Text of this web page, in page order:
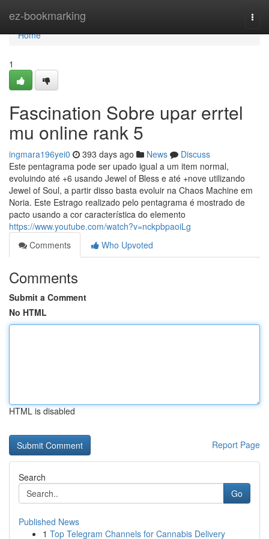
ez-bookmarking
Home
Home
1
Fascination Sobre upar errtel
mu online rank 5
ingmara196yei0 393 days ago News
Discuss
Este pentagrama pode ser upado igual a um item normal,
evoluindo até +6 usando Jewel of Bless e até +nove utilizando
Jewel of Soul, a partir disso basta evoluir na Chaos Machine em
Noria. Este Estrago realizado pelo pentagrama é mostrado de
pacto usando a cor característica do elemento
https://www.youtube.com/watch?v=nckpbpaoiLg
Comments
Who Upvoted
Comments
Submit a Comment
No HTML
HTML is disabled
Report Page
Search
Go
Published News
1 Top Telegram Channels for Cannabis Delivery